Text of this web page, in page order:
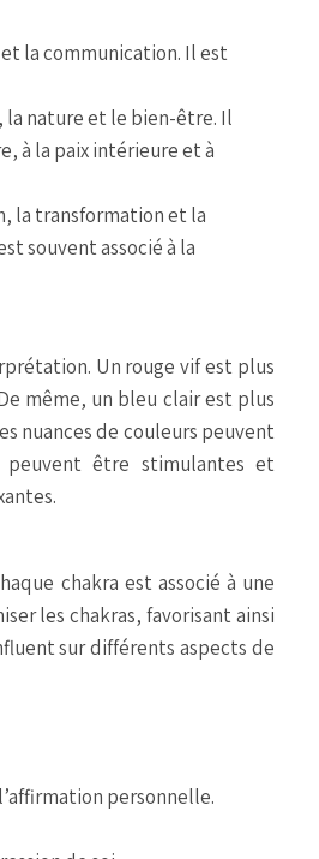
la communication. Il est
la nature et le bien-être. Il
à la paix intérieure et à
la transformation et la
souvent associé à la
Un rouge vif est plus
même, un bleu clair est plus
nuances de couleurs peuvent
peuvent être stimulantes et
chakra est associé à une
les chakras, favorisant ainsi
sur différents aspects de
personnelle.